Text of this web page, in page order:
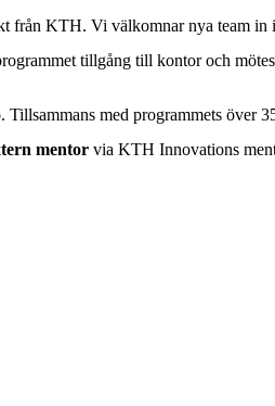
KTH. Vi välkomnar nya team
tillgång till kontor och
. Tillsammans med programmets över
mentor via KTH Innovations